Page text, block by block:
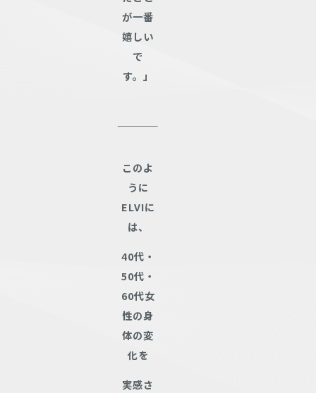
が一番
嬉しい
で
す。」
このよ
うに
ELVIに
は、
40代・
50代・
60代女
性の身
体の変
化を
実感さ